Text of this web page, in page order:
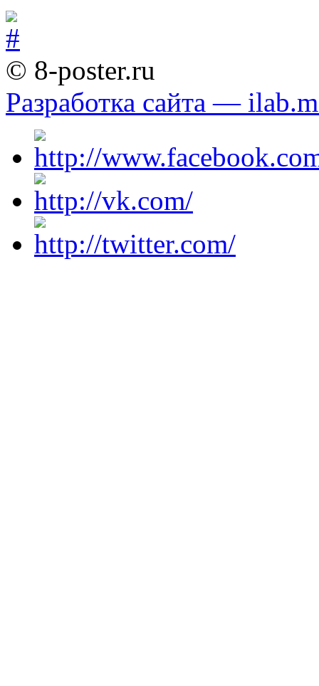
© 8-poster.ru
Разработка сайта —